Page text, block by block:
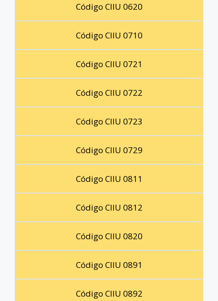
Código CIIU 0620
Código CIIU 0710
Código CIIU 0721
Código CIIU 0722
Código CIIU 0723
Código CIIU 0729
Código CIIU 0811
Código CIIU 0812
Código CIIU 0820
Código CIIU 0891
Código CIIU 0892